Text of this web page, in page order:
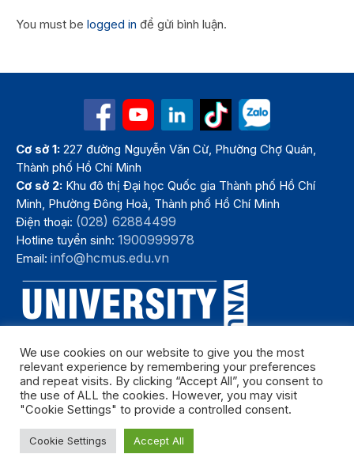
You must be logged in để gửi bình luận.
Cơ sở 1: 227 đường Nguyễn Văn Cừ, Phường Chợ Quán,
Thành phố Hồ Chí Minh
Cơ sở 2: Khu đô thị Đại học Quốc gia Thành phố Hồ Chí
Minh, Phường Đông Hoà, Thành phố Hồ Chí Minh
Điện thoại: (028) 62884499
Hotline tuyển sinh:1900999978
Email:info@hcmus.edu.vn
Bản quyền thuộc Trường Đại học Khoa học tự nhiên, Đại học Quốc
gia Thành phố Hồ Chí Minh. Năm 2024
We use cookies on our website to give you the most
relevant experience by remembering your preferences
and repeat visits. By clicking “Accept All”, you consent to
the use of ALL the cookies. However, you may visit
"Cookie Settings" to provide a controlled consent.
Cookie Settings Accept All